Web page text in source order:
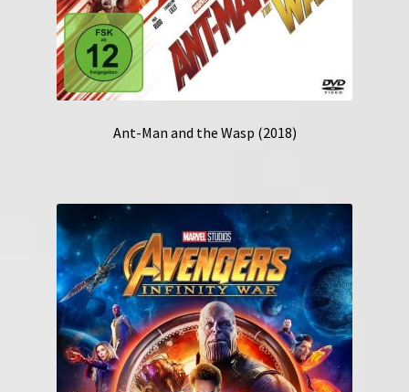
Ant-Man and the Wasp (2018)